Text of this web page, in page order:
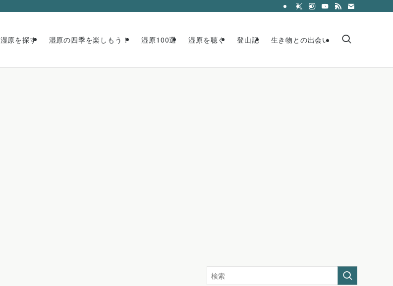
湿原を探す 湿原の四季を楽しもう！ 湿原100選 湿原を聴く 登山記 生き物との出会い